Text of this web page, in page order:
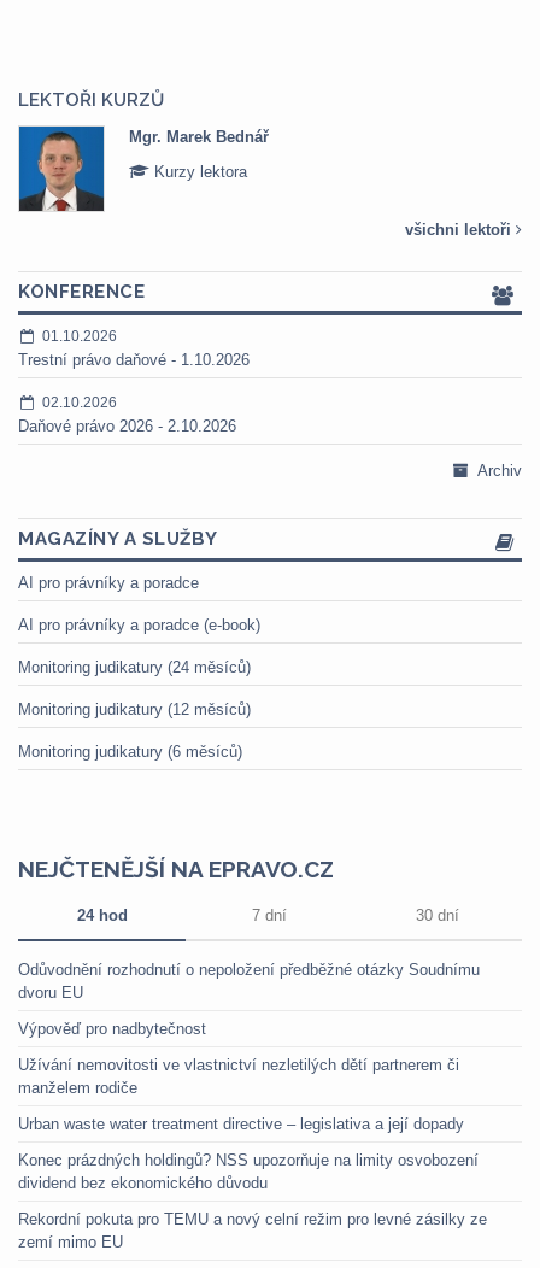
LEKTOŘI KURZŮ
Mgr. Marek Bednář
Kurzy lektora
všichni lektoři
KONFERENCE
01.10.2026
Trestní právo daňové - 1.10.2026
02.10.2026
Daňové právo 2026 - 2.10.2026
Archiv
MAGAZÍNY A SLUŽBY
AI pro právníky a poradce
AI pro právníky a poradce (e-book)
Monitoring judikatury (24 měsíců)
Monitoring judikatury (12 měsíců)
Monitoring judikatury (6 měsíců)
NEJČTENĚJŠÍ NA EPRAVO.CZ
24 hod 7 dní 30 dní
Odůvodnění rozhodnutí o nepoložení předběžné otázky Soudnímu
dvoru EU
Výpověď pro nadbytečnost
Užívání nemovitosti ve vlastnictví nezletilých dětí partnerem či
manželem rodiče
Urban waste water treatment directive – legislativa a její dopady
Konec prázdných holdingů? NSS upozorňuje na limity osvobození
dividend bez ekonomického důvodu
Rekordní pokuta pro TEMU a nový celní režim pro levné zásilky ze
zemí mimo EU